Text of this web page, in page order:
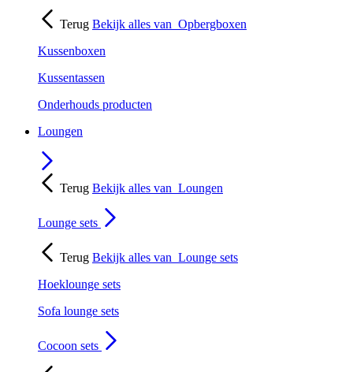
Terug Bekijk alles van Opbergboxen
Kussenboxen
Kussentassen
Onderhouds producten
Loungen
Terug Bekijk alles van Loungen
Lounge sets
Terug Bekijk alles van Lounge sets
Hoeklounge sets
Sofa lounge sets
Cocoon sets